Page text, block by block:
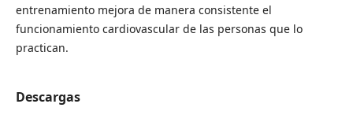
entrenamiento mejora de manera consistente el
funcionamiento cardiovascular de las personas que lo
practican.
Descargas